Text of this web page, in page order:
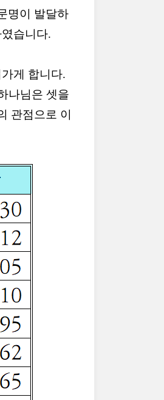
명이 발달하
습니다.
게 합니다.
나님은 셋을
관점으로 이